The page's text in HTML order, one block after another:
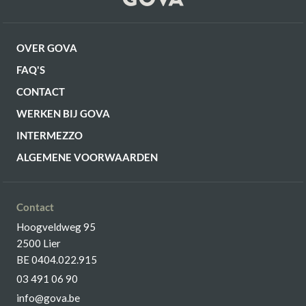
OVER GOVA
FAQ'S
CONTACT
WERKEN BIJ GOVA
INTERMEZZO
ALGEMENE VOORWAARDEN
Contact
Hoogveldweg 95
2500 Lier
BE 0404.022.915
03 491 06 90
info@gova.be